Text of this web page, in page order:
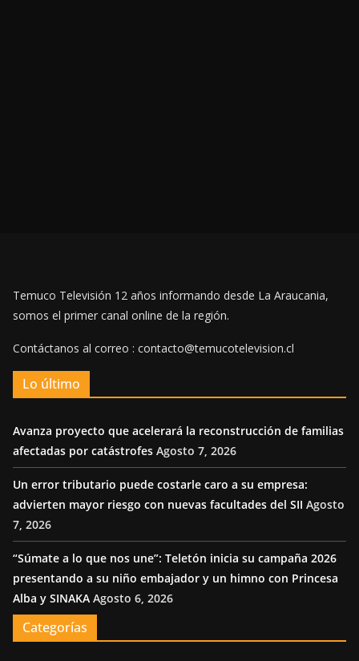
Temuco Televisión 12 años informando desde La Araucania,
somos el primer canal online de la región.
Contáctanos al correo : contacto@temucotelevision.cl
Lo último
Avanza proyecto que acelerará la reconstrucción de familias
afectadas por catástrofes Agosto 7, 2026
Un error tributario puede costarle caro a su empresa:
advierten mayor riesgo con nuevas facultades del SII Agosto
7, 2026
“Súmate a lo que nos une”: Teletón inicia su campaña 2026
presentando a su niño embajador y un himno con Princesa
Alba y SINAKA Agosto 6, 2026
Categorías